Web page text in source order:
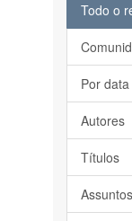
Todo o
Por
Autores
Títulos
Assuntos